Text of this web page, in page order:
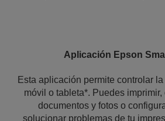
Aplicación Epson
Esta aplicación permite controlar
móvil o tableta*. Puedes
documentos y fotos o
solucionar problemas de tu